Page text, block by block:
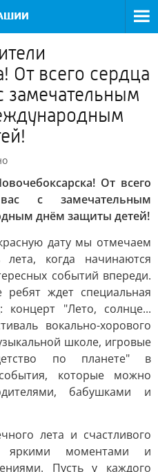
От всего сердца
замечательным
От всего
с замечательным
днём защиты детей!
дату мы отмечаем
когда начинаются
событий впереди.
ждет специальная
: концерт "Лето, солнце...
вокально-хорового
школе, игровые
по планете" в
которые можно
бабушками и
лета и счастливого
яркими моментами и
Пусть у каждого